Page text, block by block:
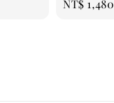
Sale
NT$ 1,480